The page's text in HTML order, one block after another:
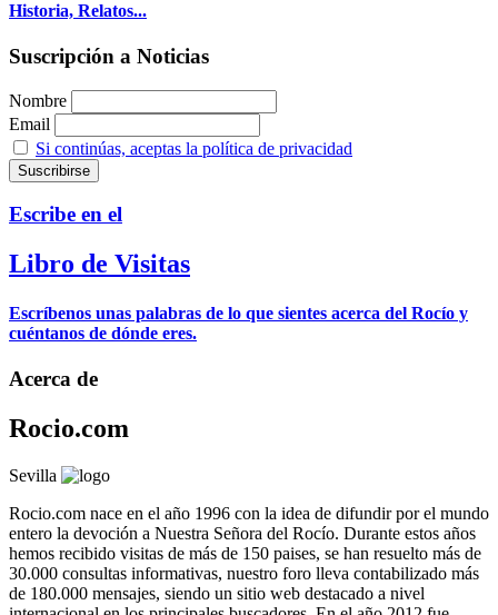
Historia, Relatos...
Suscripción a Noticias
Nombre
Email
Si continúas, aceptas la política de privacidad
Escribe en el
Libro de Visitas
Escríbenos unas palabras de lo que sientes acerca del Rocío y
cuéntanos de dónde eres.
Acerca de
Rocio.com
Sevilla
Rocio.com nace en el año 1996 con la idea de difundir por el mundo
entero la devoción a Nuestra Señora del Rocío. Durante estos años
hemos recibido visitas de más de 150 paises, se han resuelto más de
30.000 consultas informativas, nuestro foro lleva contabilizado más
de 180.000 mensajes, siendo un sitio web destacado a nivel